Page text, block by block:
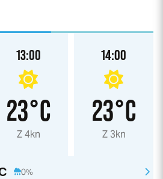
13:00
23°C
Z 4kn
14:00
23°C
Z 3kn
0%